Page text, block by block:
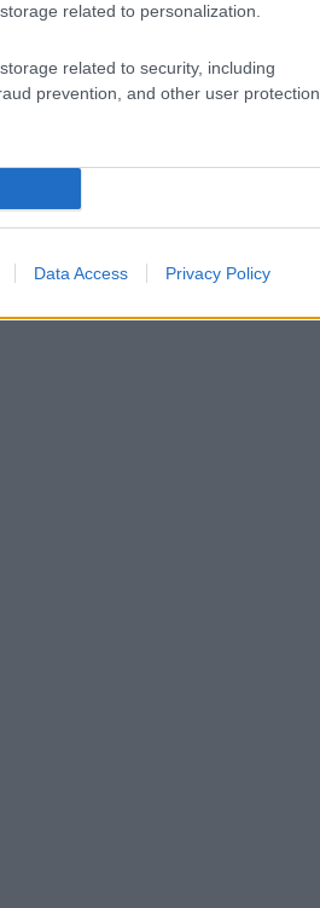
related to personalization.
related to security, including
prevention, and other user protection.
Data Access Privacy Policy